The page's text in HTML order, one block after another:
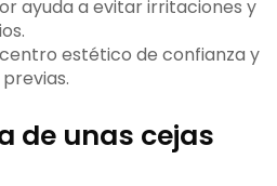
ayuda a evitar irritaciones y
estético de confianza y
de unas cejas